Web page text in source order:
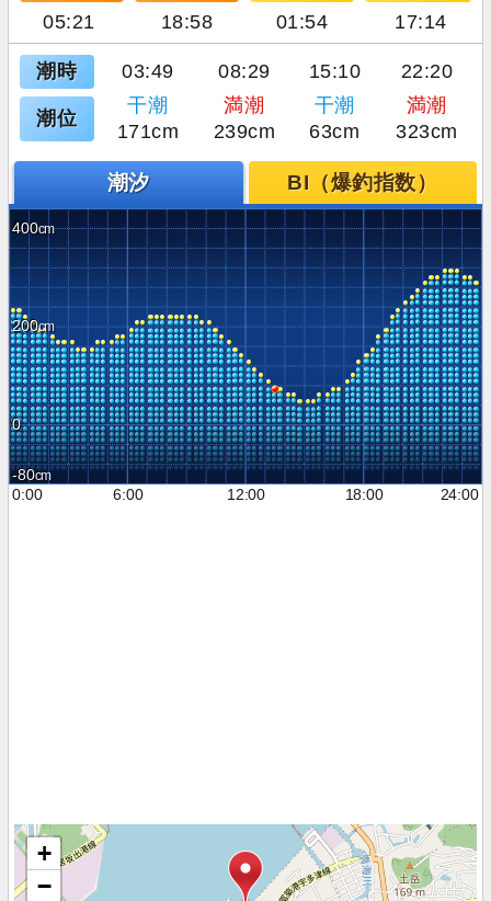
05:21 18:58 01:54 17:14
潮時 03:49 08:29 15:10 22:20
潮位
干潮 満潮 干潮
満潮
171cm
239cm 63cm 323cm
潮汐 BI（爆釣指数）
400
200
0
-80
0:00
6:00 12:00 18:00 24:00
+
−